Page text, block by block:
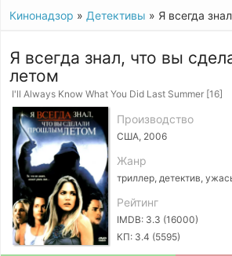
Кинонадзор » Детективы » Я всегда знал, что вы
Я всегда знал, что вы
летом
I'll Always Know What You Did Last Summer [16]
Производство
США, 2006
Жанр
триллер, детектив,
Рейтинг
IMDB: 3.3 (16000)
КП: 3.4 (5595)